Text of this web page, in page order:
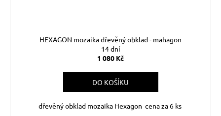
HEXAGON mozaika dřevěný obklad - mahagon
14 dní
1 080 Kč
DO KOŠÍKU
dřevěný obklad mozaika Hexagon cena za 6 ks